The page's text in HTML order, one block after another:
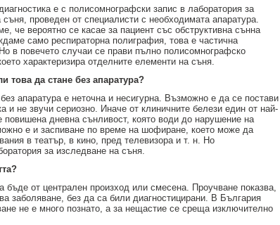
е с полисомнографски запис в лаборатория за
проведен от специалисти с необходимата апаратура.
че вероятно се касае за пациент със обструктивна сънна
само респираторна полиграфия, това е частична
в повечето случаи се прави пълно полисомнографско
характеризира отделните елементи на съня.
това да стане без апаратура?
апаратура е неточна и несигурна. Възможно е да се постави
и не звучи сериозно. Иначе от клиничните белези един от най-
повишена дневна сънливост, която води до нарушение на
е и заспиване по време на шофиране, което може да
в театър, в кино, пред телевизора и т. н. Но
за изследване на съня.
от централен произход или смесена. Проучване показва,
заболяване, без да са били диагностицирани. В България
не е много познато, а за нещастие се среща изключително